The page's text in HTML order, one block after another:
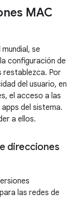
MAC
se
configuración de
restablezca. Por
del usuario, en
el acceso a las
del sistema.
a ellos.
direcciones
las redes de